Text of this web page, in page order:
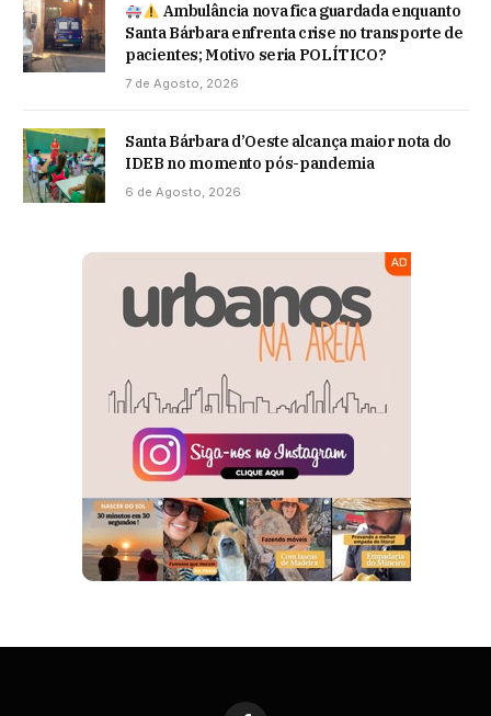
Ambulância nova fica guardada enquanto
Santa Bárbara enfrenta crise no transporte de
pacientes; Motivo seria POLÍTICO?
7 de Agosto, 2026
Santa Bárbara d’Oeste alcança maior nota do
IDEB no momento pós-pandemia
6 de Agosto, 2026